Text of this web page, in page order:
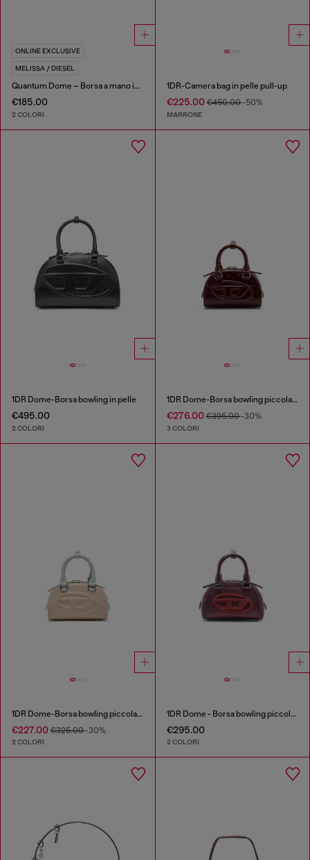
ONLINE EXCLUSIVE
MELISSA / DIESEL
Quantum Dome – Borsa a mano in Melflex®
€185.00
2 COLORI
1DR-Camera bag in pelle pull-up
€225.00€450.00-50%
MARRONE
1DR Dome-Borsa bowling in pelle
€495.00
2 COLORI
1DR Dome-Borsa bowling piccola in pelle effetto coccodrillo
€276.00€395.00-30%
3 COLORI
1DR Dome-Borsa bowling piccola effetto naplak
€227.00 €325.00-30%
2 COLORI
1DR Dome - Borsa bowling piccola in raso e scamosciato
€295.00
2 COLORI